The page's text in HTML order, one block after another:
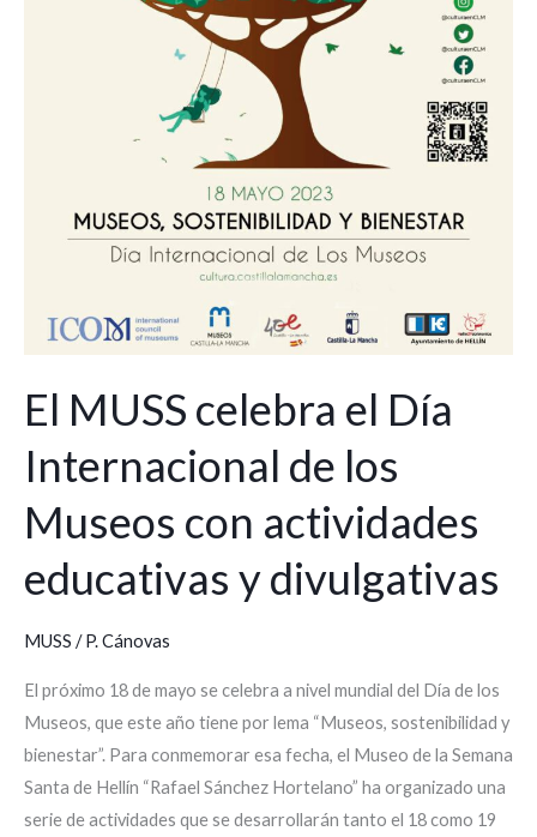
El MUSS celebra el Día
Internacional de los
Museos con actividades
educativas y divulgativas
MUSS /P. Cánovas
El próximo 18 de mayo se celebra a nivel mundial del Día de los
Museos, que este año tiene por lema “Museos, sostenibilidad y
bienestar”. Para conmemorar esa fecha, el Museo de la Semana
Santa de Hellín “Rafael Sánchez Hortelano” ha organizado una
serie de actividades que se desarrollarán tanto el 18 como 19